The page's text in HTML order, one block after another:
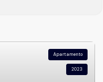
Apartamento
2023